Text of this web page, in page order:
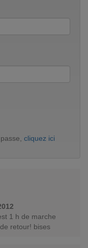
cliquez ici
1 h de marche
retour! bises